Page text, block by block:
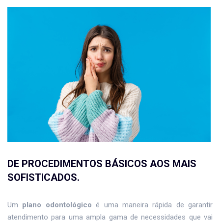
DE PROCEDIMENTOS BÁSICOS AOS MAIS
SOFISTICADOS.
Um plano odontológico é uma maneira rápida de garantir
atendimento para uma ampla gama de necessidades que vai